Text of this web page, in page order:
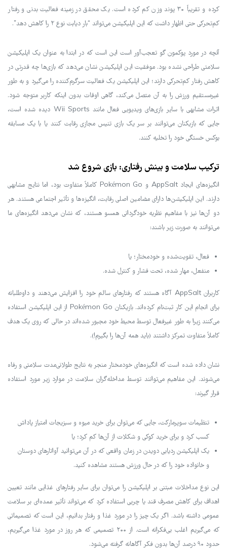
کرده و تقریباً ۳۰ پوند وزن کم کرده است. یک محقق در زمینه فعالیت بدنی و رفتار
کم‌تحرکی حتی اظهار داشت که این اپلیکیشن می‌تواند “بار دیابت نوع ۲ را کاهش دهد”.
آنچه در مورد پوکمون گو تعجب‌آور است این است که در ابتدا به عنوان یک اپلیکیشن
سلامتی طراحی نشده بود. موفقیت این اپلیکیشن نشان می‌دهد که بازی‌ها چه قدرتی در
کاهش رفتار کم‌تحرکی دارند؛ این اپلیکیشن یک فعالیت سرگرم‌کننده را می‌گیرد و به طور
غیرمستقیم ورزش را به آن متصل می‌کند، گاهی اوقات بدون اینکه کاربر متوجه شود.
اثرات مشابهی با سایر بازی‌های ویدیویی فعال مانند Wii Sports دیده شده است،
جایی که بازیکنان می‌توانند بر سر یک بازی تنیس مجازی رقابت کنند یا با یک مسابقه
بوکس خستگی خود را تخلیه کنند.
ترکیب سلامت و بینش رفتاری: بازی شروع شد
انگیزه‌های ایجاد AppSalt و Pokémon Go کاملاً متفاوت بود، اما نتایج مشابهی
دارند. این اپلیکیشن‌ها دارای مضامین اصلی رقابت، انگیزه‌ها و تأثیر اجتماعی هستند. هر
دو آن‌ها نیز با مفاهیم نظریه خودگردانی همسو هستند، که نشان می‌دهد انگیزه‌های ما
می‌توانند به صورت زیر باشند:
فعال، تقویت‌شده و خودمختار؛ یا
منفعل، مهار شده، تحت فشار و کنترل شده.
کاربران AppSalt آگاه هستند که رفتارهای سالم خود را افزایش می‌دهند و داوطلبانه
برای انجام این کار ثبت‌نام کرده‌اند. بازیکنان Pokémon Go از این اپلیکیشن استفاده
می‌کنند زیرا به طور غیرفعال توسط محیط خود مجبور شده‌اند در حالی که روی یک هدف
کاملاً متفاوت تمرکز داشتند (باید همه آن‌ها را بگیرم!).
نشان داده شده است که انگیزه‌های خودمختار منجر به نتایج طولانی‌مدت سلامتی و رفاه
می‌شوند. این مفاهیم می‌توانند توسط مداخله‌گران سلامت در موارد زیر مورد استفاده
قرار گیرند:
تنظیمات سوپرمارکت، جایی که می‌توان برای خرید میوه و سبزیجات امتیاز پاداش
کسب کرد و برای خرید کوکی و شکلات از آن‌ها کم کرد؛ یا
یک اپلیکیشن ردیابی دویدن در زمان واقعی که در آن می‌توانید آواتارهای دوستان
و خانواده خود را که در حال ورزش هستند مشاهده کنید.
این نوع مداخلات مبتنی بر اپلیکیشن را می‌توان برای سایر رفتارهای غذایی مانند تعیین
اهداف برای کاهش مصرف قند یا چربی استفاده کرد که می‌تواند تأثیر عمده‌ای بر سلامت
عمومی داشته باشد. اگر یک چیز را در مورد غذا و رفتار بدانیم، این است که تصمیماتی
که می‌گیریم اغلب بی‌فکرانه است. از ۲۰۰ تصمیمی که هر روز در مورد غذا می‌گیریم،
حدود ۹۰ درصد آن‌ها بدون فکر آگاهانه گرفته می‌شود.